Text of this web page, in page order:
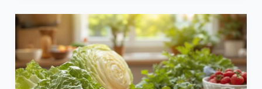
Les
remèdes
de
grand-
mère